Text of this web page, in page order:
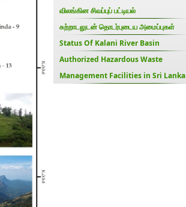
விலங்கின சிவப்புப் பட்டியல்
சுற்றாடலுடன் தொடர்புடைய அமைப்புகள்
Status Of Kalani River Basin
Authorized Hazardous Waste
Management Facilities in Sri Lanka